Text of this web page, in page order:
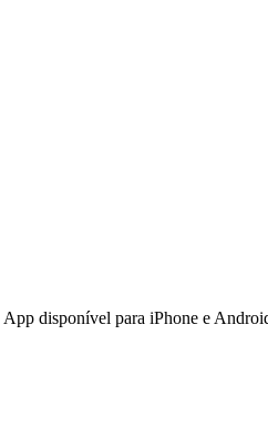
App disponível para iPhone e